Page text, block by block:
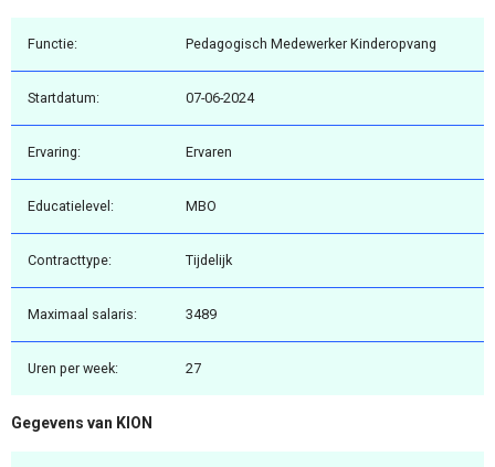
Functie: Pedagogisch Medewerker Kinderopvang
Startdatum: 07-06-2024
Ervaring: Ervaren
Educatielevel: MBO
Contracttype: Tijdelijk
Maximaal salaris: 3489
Uren per week: 27
Gegevens van KION